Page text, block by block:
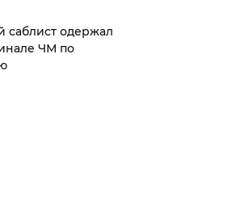
саблист одержал
ЧМ по